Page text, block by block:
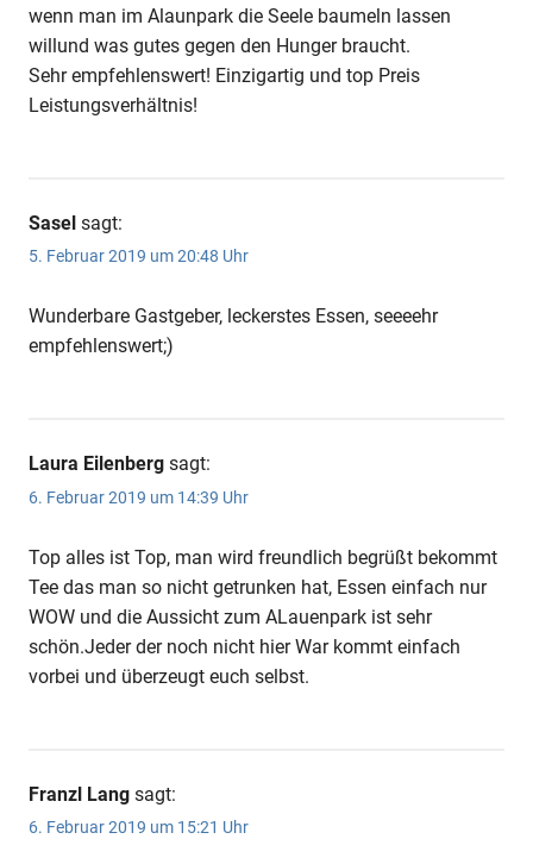
wenn man im Alaunpark die Seele baumeln lassen
willund was gutes gegen den Hunger braucht.
Sehr empfehlenswert! Einzigartig und top Preis
Leistungsverhältnis!
Sasel sagt:
5. Februar 2019 um 20:48 Uhr
Wunderbare Gastgeber, leckerstes Essen, seeeehr
empfehlenswert;)
Laura Eilenberg sagt:
6. Februar 2019 um 14:39 Uhr
Top alles ist Top, man wird freundlich begrüßt bekommt
Tee das man so nicht getrunken hat, Essen einfach nur
WOW und die Aussicht zum ALauenpark ist sehr
schön.Jeder der noch nicht hier War kommt einfach
vorbei und überzeugt euch selbst.
Franzl Lang sagt:
6. Februar 2019 um 15:21 Uhr